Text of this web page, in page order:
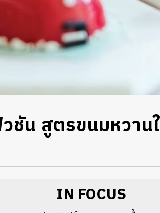
น สูตรขนมหวาน
IN FOCUS